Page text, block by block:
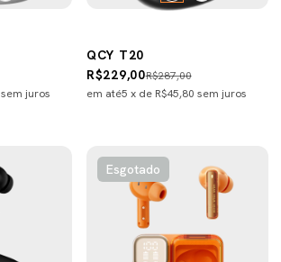
sem juros
QCY T20
R$287,00
R$229,00
em até5 x de R$45,80 sem juros
Esgotado